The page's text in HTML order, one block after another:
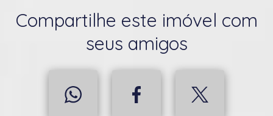
Compartilhe este imóvel com
seus amigos